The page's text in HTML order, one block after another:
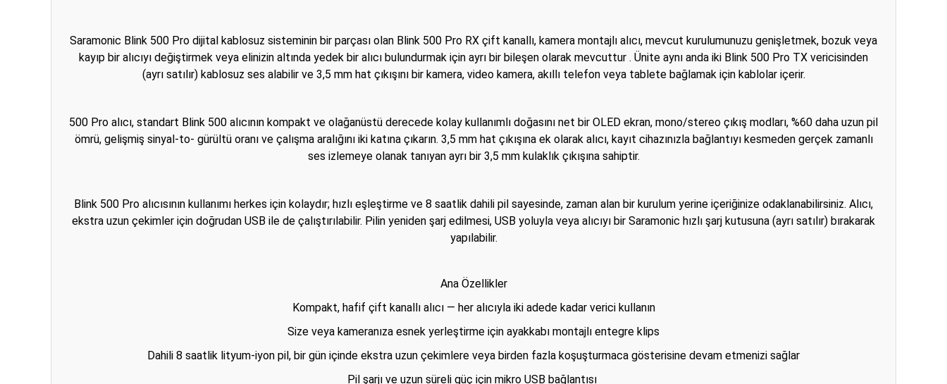
Saramonic Blink 500 Pro dijital kablosuz sisteminin bir parçası olan Blink 500 Pro RX çift kanallı, kamera montajlı alıcı, mevcut kurulumunuzu genişletmek, bozuk veya
kayıp bir alıcıyı değiştirmek veya elinizin altında yedek bir alıcı bulundurmak için ayrı bir bileşen olarak mevcuttur . Ünite aynı anda iki Blink 500 Pro TX vericisinden
(ayrı satılır) kablosuz ses alabilir ve 3,5 mm hat çıkışını bir kamera, video kamera, akıllı telefon veya tablete bağlamak için kablolar içerir.
500 Pro alıcı, standart Blink 500 alıcının kompakt ve olağanüstü derecede kolay kullanımlı doğasını net bir OLED ekran, mono/stereo çıkış modları, %60 daha uzun pil
ömrü, gelişmiş sinyal-to- gürültü oranı ve çalışma aralığını iki katına çıkarın. 3,5 mm hat çıkışına ek olarak alıcı, kayıt cihazınızla bağlantıyı kesmeden gerçek zamanlı
ses izlemeye olanak tanıyan ayrı bir 3,5 mm kulaklık çıkışına sahiptir.
Blink 500 Pro alıcısının kullanımı herkes için kolaydır; hızlı eşleştirme ve 8 saatlik dahili pil sayesinde, zaman alan bir kurulum yerine içeriğinize odaklanabilirsiniz. Alıcı,
ekstra uzun çekimler için doğrudan USB ile de çalıştırılabilir. Pilin yeniden şarj edilmesi, USB yoluyla veya alıcıyı bir Saramonic hızlı şarj kutusuna (ayrı satılır) bırakarak
yapılabilir.
Ana Özellikler
Kompakt, hafif çift kanallı alıcı — her alıcıyla iki adede kadar verici kullanın
Size veya kameranıza esnek yerleştirme için ayakkabı montajlı entegre klips
Dahili 8 saatlik lityum-iyon pil, bir gün içinde ekstra uzun çekimlere veya birden fazla koşuşturmaca gösterisine devam etmenizi sağlar
Pil şarjı ve uzun süreli güç için mikro USB bağlantısı